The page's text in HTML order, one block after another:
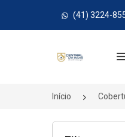
(41) 3224-
Início